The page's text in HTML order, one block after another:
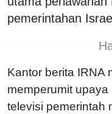
pemerintahan
Kantor berita IRNA
memperumit
televisi pemerintah